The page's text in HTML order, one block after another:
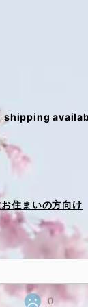
shipping
住まいの方向け
0